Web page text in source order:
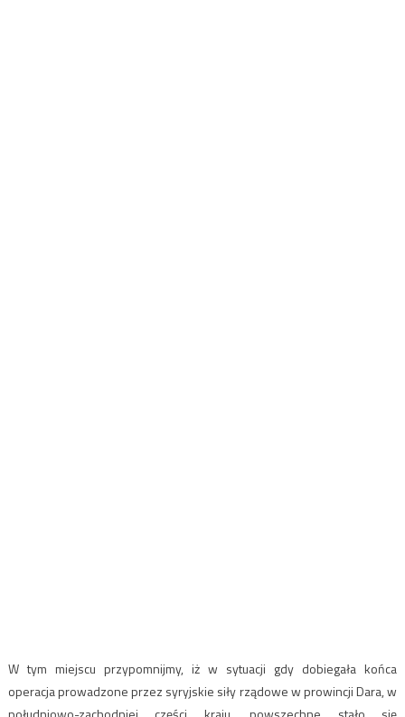
W tym miejscu przypomnijmy, iż w sytuacji gdy dobiegała końca
operacja prowadzone przez syryjskie siły rządowe w prowincji Dara, w